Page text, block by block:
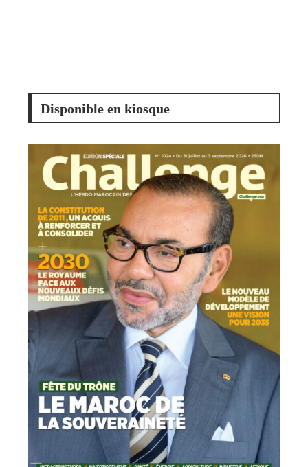
Disponible en kiosque